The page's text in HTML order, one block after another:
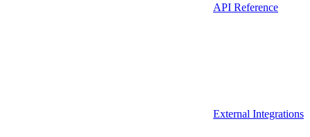
API Reference
External Integrations